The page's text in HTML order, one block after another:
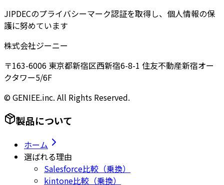
JIPDECのプライバシーマーク認証を取得し、個人情報の保
護に努めています
株式会社ジーニー
〒163-6006 東京都新宿区西新宿6-8-1 住友不動産新宿オー
クタワー5/6F
© GENIEE.inc. All Rights Reserved.
製品について
ホーム
選ばれる理由
Salesforce比較（乗換）
kintone比較（乗換）